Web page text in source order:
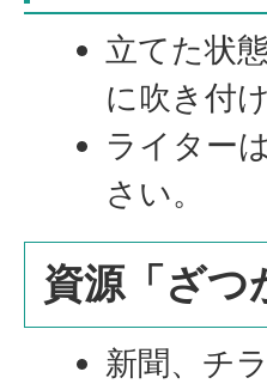
立てた状
に吹き付
ライター
さい。
資源「ざつ
新聞、チ